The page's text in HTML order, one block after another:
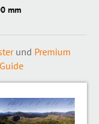
mm
und Premium